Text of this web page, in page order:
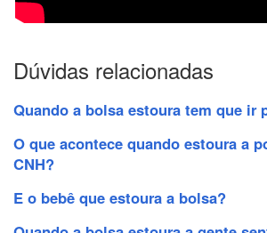
Dúvidas relacionadas
Quando a bolsa estoura tem que ir
O que acontece quando estoura a
CNH?
E o bebê que estoura a bolsa?